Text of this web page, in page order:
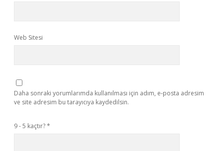
Web Sitesi
Daha sonraki yorumlarımda kullanılması için adım, e-posta adresim
ve site adresim bu tarayıcıya kaydedilsin.
9 - 5 kaçtır?*